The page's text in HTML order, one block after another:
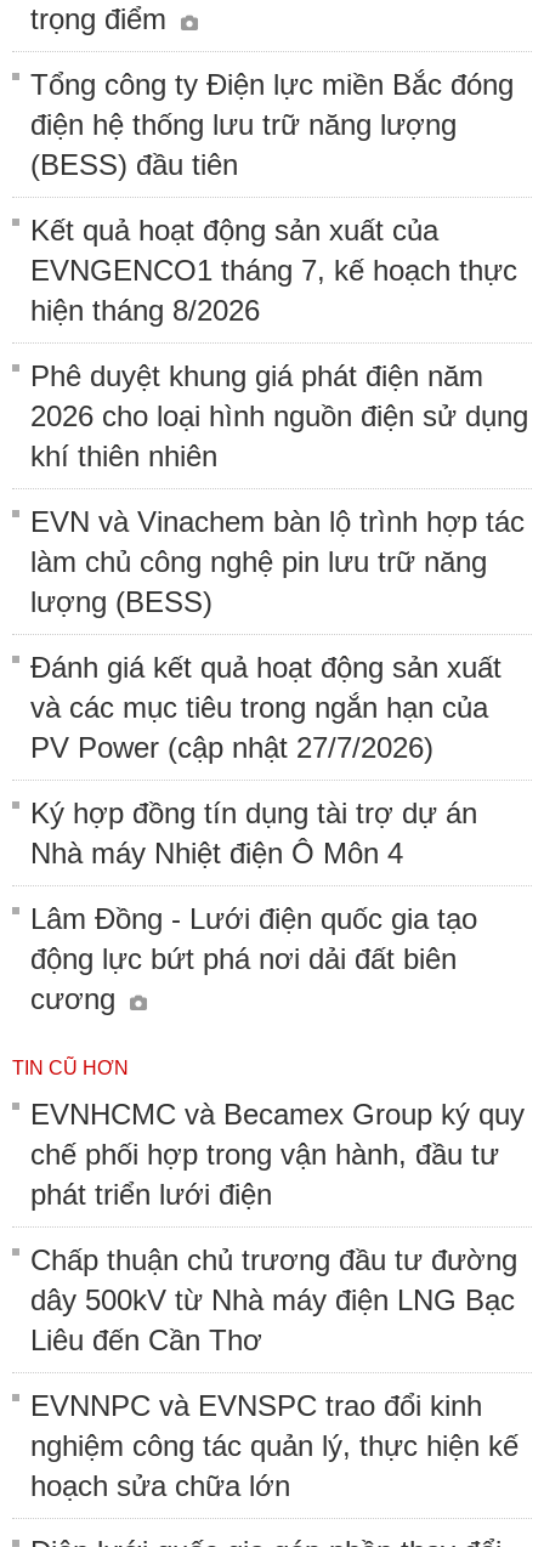
trọng điểm
Tổng công ty Điện lực miền Bắc đóng
điện hệ thống lưu trữ năng lượng
(BESS) đầu tiên
Kết quả hoạt động sản xuất của
EVNGENCO1 tháng 7, kế hoạch thực
hiện tháng 8/2026
Phê duyệt khung giá phát điện năm
2026 cho loại hình nguồn điện sử dụng
khí thiên nhiên
EVN và Vinachem bàn lộ trình hợp tác
làm chủ công nghệ pin lưu trữ năng
lượng (BESS)
Đánh giá kết quả hoạt động sản xuất
và các mục tiêu trong ngắn hạn của
PV Power (cập nhật 27/7/2026)
Ký hợp đồng tín dụng tài trợ dự án
Nhà máy Nhiệt điện Ô Môn 4
Lâm Đồng - Lưới điện quốc gia tạo
động lực bứt phá nơi dải đất biên
cương
TIN CŨ HƠN
EVNHCMC và Becamex Group ký quy
chế phối hợp trong vận hành, đầu tư
phát triển lưới điện
Chấp thuận chủ trương đầu tư đường
dây 500kV từ Nhà máy điện LNG Bạc
Liêu đến Cần Thơ
EVNNPC và EVNSPC trao đổi kinh
nghiệm công tác quản lý, thực hiện kế
hoạch sửa chữa lớn